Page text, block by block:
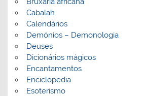
Cabalah
Calendários
Demónios – Demonologia
Deuses
Dicionários mágicos
Encantamentos
Enciclopedia
Esoterismo